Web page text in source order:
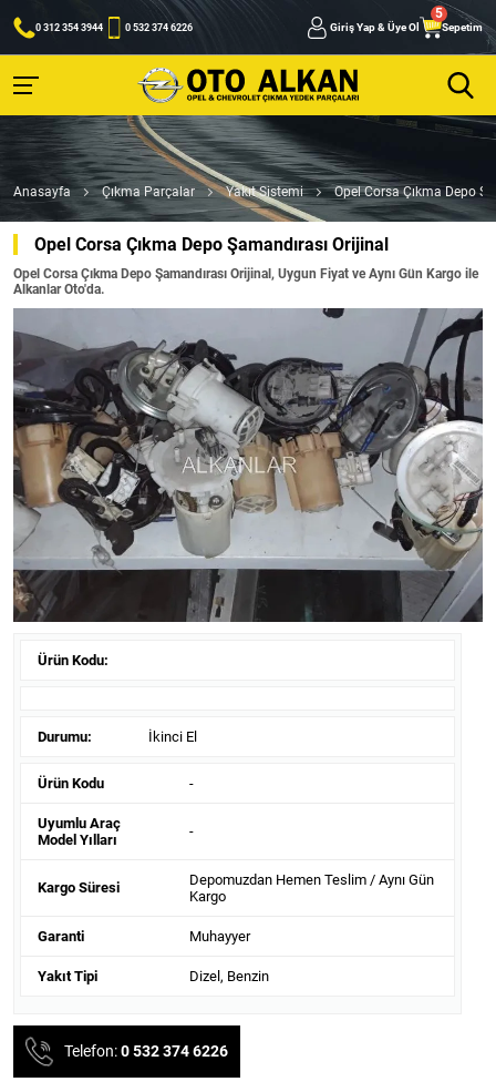
0 312 354 3944 0 532 374 6226 Giriş Yap & Üye Ol Sepetim
Anasayfa Çıkma Parçalar Yakıt Sistemi Opel Corsa Çıkma Depo
Opel Corsa Çıkma Depo Şamandırası Orijinal
Opel Corsa Çıkma Depo Şamandırası Orijinal, Uygun Fiyat ve Aynı Gün Kargo ile
Alkanlar Oto'da.
Ürün Kodu:
Durumu: İkinci El
Ürün Kodu -
Uyumlu Araç
Model Yılları
-
Kargo Süresi
Depomuzdan Hemen Teslim / Aynı Gün
Kargo
Garanti Muhayyer
Yakıt Tipi Dizel, Benzin
Telefon:0 532 374 6226